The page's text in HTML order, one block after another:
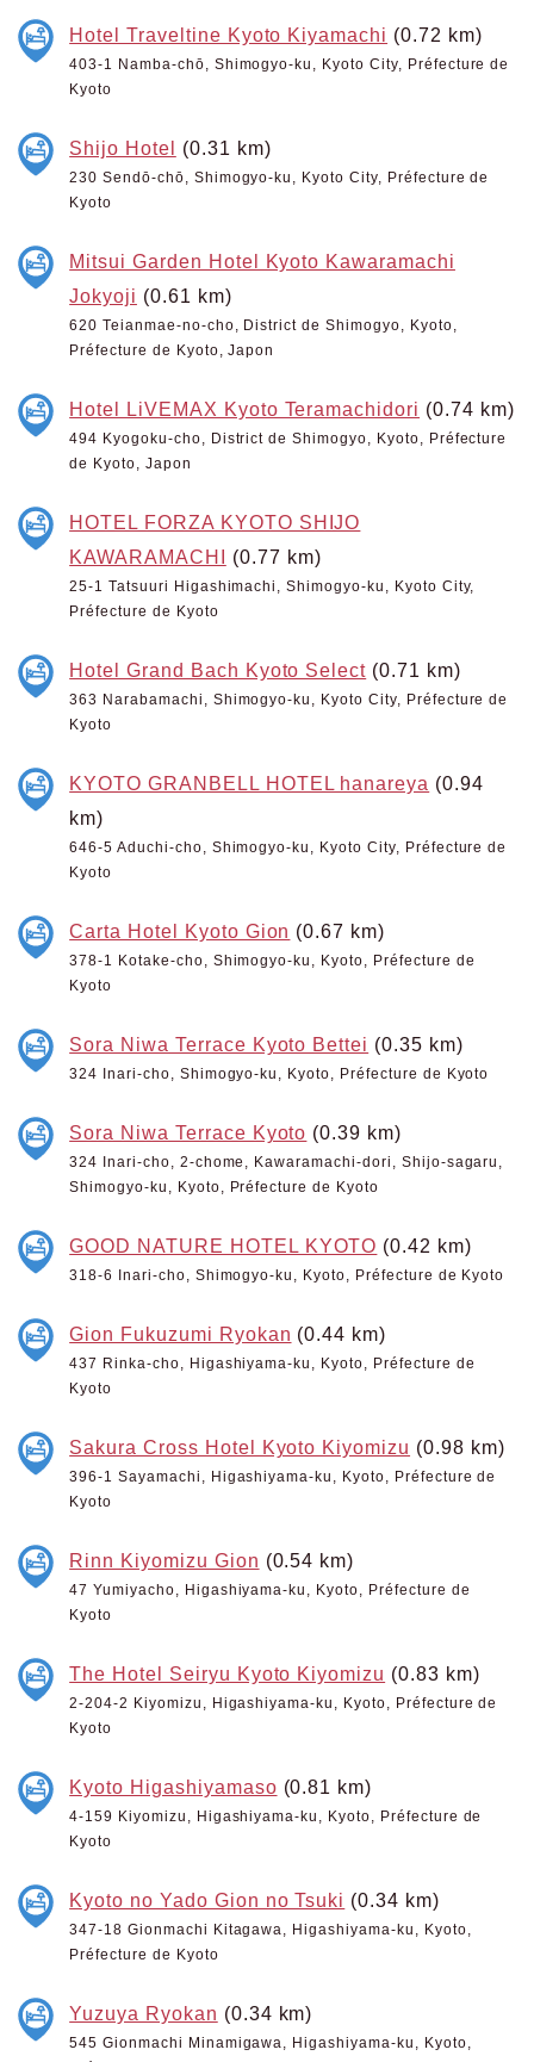
Hotel Traveltine Kyoto Kiyamachi (0.72 km)
403-1 Namba-chō, Shimogyo-ku, Kyoto City, Préfecture de
Kyoto
Shijo Hotel (0.31 km)
230 Sendō-chō, Shimogyo-ku, Kyoto City, Préfecture de
Kyoto
Mitsui Garden Hotel Kyoto Kawaramachi
Jokyoji (0.61 km)
620 Teianmae-no-cho, District de Shimogyo, Kyoto,
Préfecture de Kyoto, Japon
Hotel LiVEMAX Kyoto Teramachidori (0.74 km)
494 Kyogoku-cho, District de Shimogyo, Kyoto, Préfecture
de Kyoto, Japon
HOTEL FORZA KYOTO SHIJO
KAWARAMACHI (0.77 km)
25-1 Tatsuuri Higashimachi, Shimogyo-ku, Kyoto City,
Préfecture de Kyoto
Hotel Grand Bach Kyoto Select (0.71 km)
363 Narabamachi, Shimogyo-ku, Kyoto City, Préfecture de
Kyoto
KYOTO GRANBELL HOTEL hanareya (0.94
km)
646-5 Aduchi-cho, Shimogyo-ku, Kyoto City, Préfecture de
Kyoto
Carta Hotel Kyoto Gion (0.67 km)
378-1 Kotake-cho, Shimogyo-ku, Kyoto, Préfecture de
Kyoto
Sora Niwa Terrace Kyoto Bettei (0.35 km)
324 Inari-cho, Shimogyo-ku, Kyoto, Préfecture de Kyoto
Sora Niwa Terrace Kyoto (0.39 km)
324 Inari-cho, 2-chome, Kawaramachi-dori, Shijo-sagaru,
Shimogyo-ku, Kyoto, Préfecture de Kyoto
GOOD NATURE HOTEL KYOTO (0.42 km)
318-6 Inari-cho, Shimogyo-ku, Kyoto, Préfecture de Kyoto
Gion Fukuzumi Ryokan (0.44 km)
437 Rinka-cho, Higashiyama-ku, Kyoto, Préfecture de
Kyoto
Sakura Cross Hotel Kyoto Kiyomizu (0.98 km)
396-1 Sayamachi, Higashiyama-ku, Kyoto, Préfecture de
Kyoto
Rinn Kiyomizu Gion (0.54 km)
47 Yumiyacho, Higashiyama-ku, Kyoto, Préfecture de
Kyoto
The Hotel Seiryu Kyoto Kiyomizu (0.83 km)
2-204-2 Kiyomizu, Higashiyama-ku, Kyoto, Préfecture de
Kyoto
Kyoto Higashiyamaso (0.81 km)
4-159 Kiyomizu, Higashiyama-ku, Kyoto, Préfecture de
Kyoto
Kyoto no Yado Gion no Tsuki (0.34 km)
347-18 Gionmachi Kitagawa, Higashiyama-ku, Kyoto,
Préfecture de Kyoto
Yuzuya Ryokan (0.34 km)
545 Gionmachi Minamigawa, Higashiyama-ku, Kyoto,